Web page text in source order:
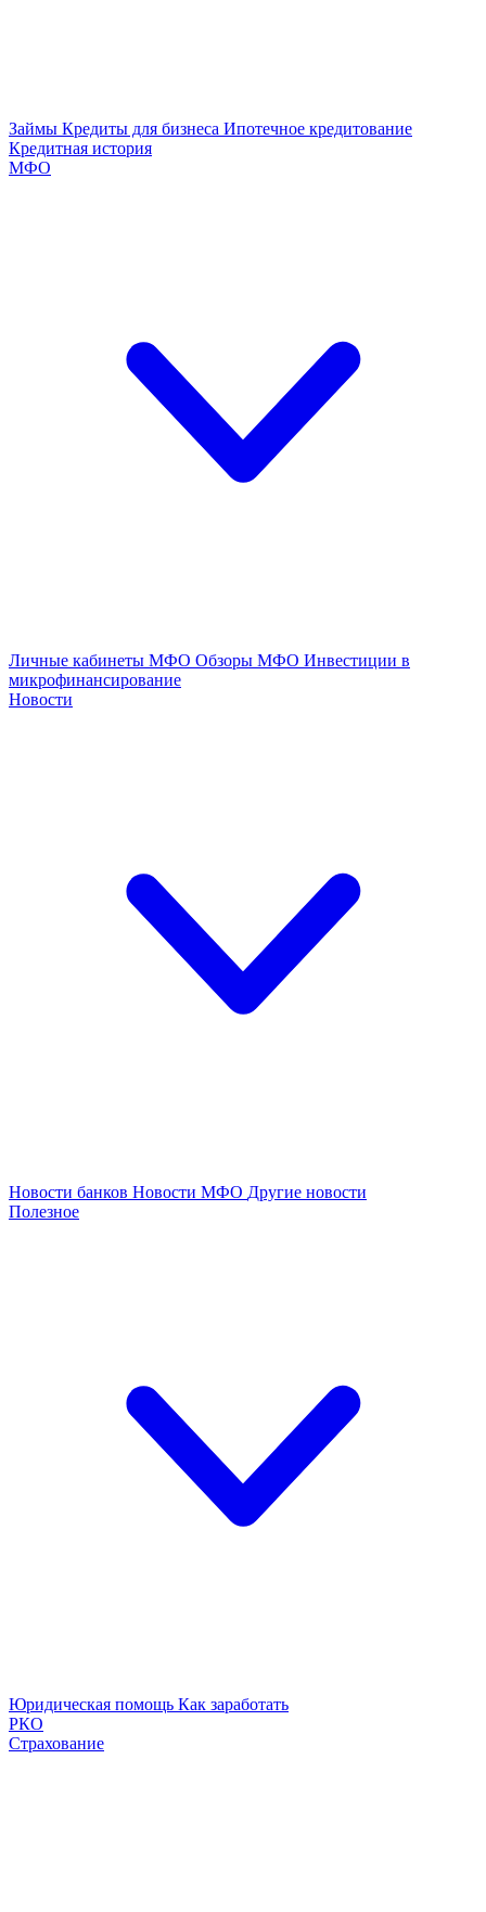
Займы Кредиты для бизнеса Ипотечное кредитование
Кредитная история
МФО
Личные кабинеты МФО Обзоры МФО Инвестиции в
микрофинансирование
Новости
Новости банков Новости МФО Другие новости
Полезное
Юридическая помощь Как заработать
РКО
Страхование